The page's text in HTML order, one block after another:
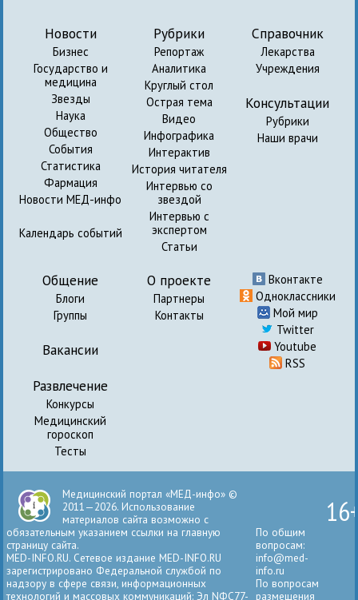
Новости
Бизнес
Государство и
медицина
Звезды
Наука
Общество
События
Статистика
Фармация
Новости МЕД-инфо
Календарь событий
Рубрики
Репортаж
Аналитика
Круглый стол
Острая тема
Видео
Инфографика
Интерактив
История читателя
Интервью со
звездой
Интервью с
экспертом
Статьи
Справочник
Лекарства
Учреждения
Консультации
Рубрики
Наши врачи
Общение
Блоги
Группы
Вакансии
Развлечение
Конкурсы
Медицинский
гороскоп
Тесты
О проекте
Партнеры
Контакты
Вконтакте
Одноклассники
Мой мир
Twitter
Youtube
RSS
Медицинский портал «МЕД-инфо» ©
2011—2026. Использование
материалов сайта возможно с
обязательным указанием ссылки на главную
страницу сайта.
MED-INFO.RU. Сетевое издание MED-INFO.RU
зарегистрировано Федеральной службой по
надзору в сфере связи, информационных
технологий и массовых коммуникаций: Эл NФС77-
По общим
вопросам:
info@med-
info.ru
По вопросам
размещения